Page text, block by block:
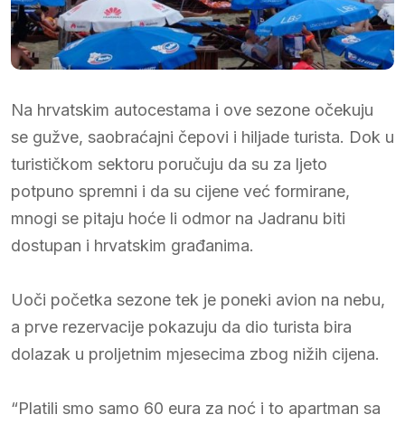
Na hrvatskim autocestama i ove sezone očekuju
se gužve, saobraćajni čepovi i hiljade turista. Dok u
turističkom sektoru poručuju da su za ljeto
potpuno spremni i da su cijene već formirane,
mnogi se pitaju hoće li odmor na Jadranu biti
dostupan i hrvatskim građanima.
Uoči početka sezone tek je poneki avion na nebu,
a prve rezervacije pokazuju da dio turista bira
dolazak u proljetnim mjesecima zbog nižih cijena.
“Platili smo samo 60 eura za noć i to apartman sa